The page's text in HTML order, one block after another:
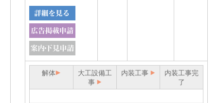
解体
大工設備工
事
内装工事
内装工事完
了